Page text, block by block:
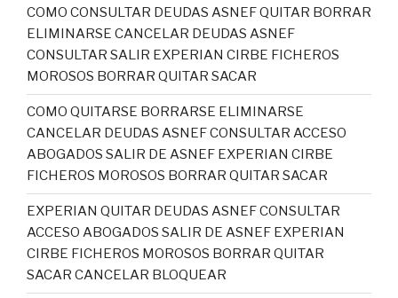
COMO CONSULTAR DEUDAS ASNEF QUITAR BORRAR
ELIMINARSE CANCELAR DEUDAS ASNEF
CONSULTAR SALIR EXPERIAN CIRBE FICHEROS
MOROSOS BORRAR QUITAR SACAR
COMO QUITARSE BORRARSE ELIMINARSE
CANCELAR DEUDAS ASNEF CONSULTAR ACCESO
ABOGADOS SALIR DE ASNEF EXPERIAN CIRBE
FICHEROS MOROSOS BORRAR QUITAR SACAR
EXPERIAN QUITAR DEUDAS ASNEF CONSULTAR
ACCESO ABOGADOS SALIR DE ASNEF EXPERIAN
CIRBE FICHEROS MOROSOS BORRAR QUITAR
SACAR CANCELAR BLOQUEAR